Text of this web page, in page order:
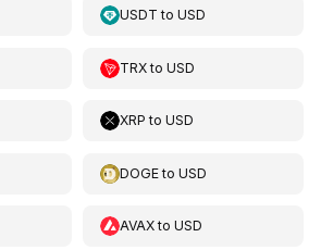
USDT toUSD
TRXtoUSD
XRP toUSD
DOGEtoUSD
AVAXtoUSD